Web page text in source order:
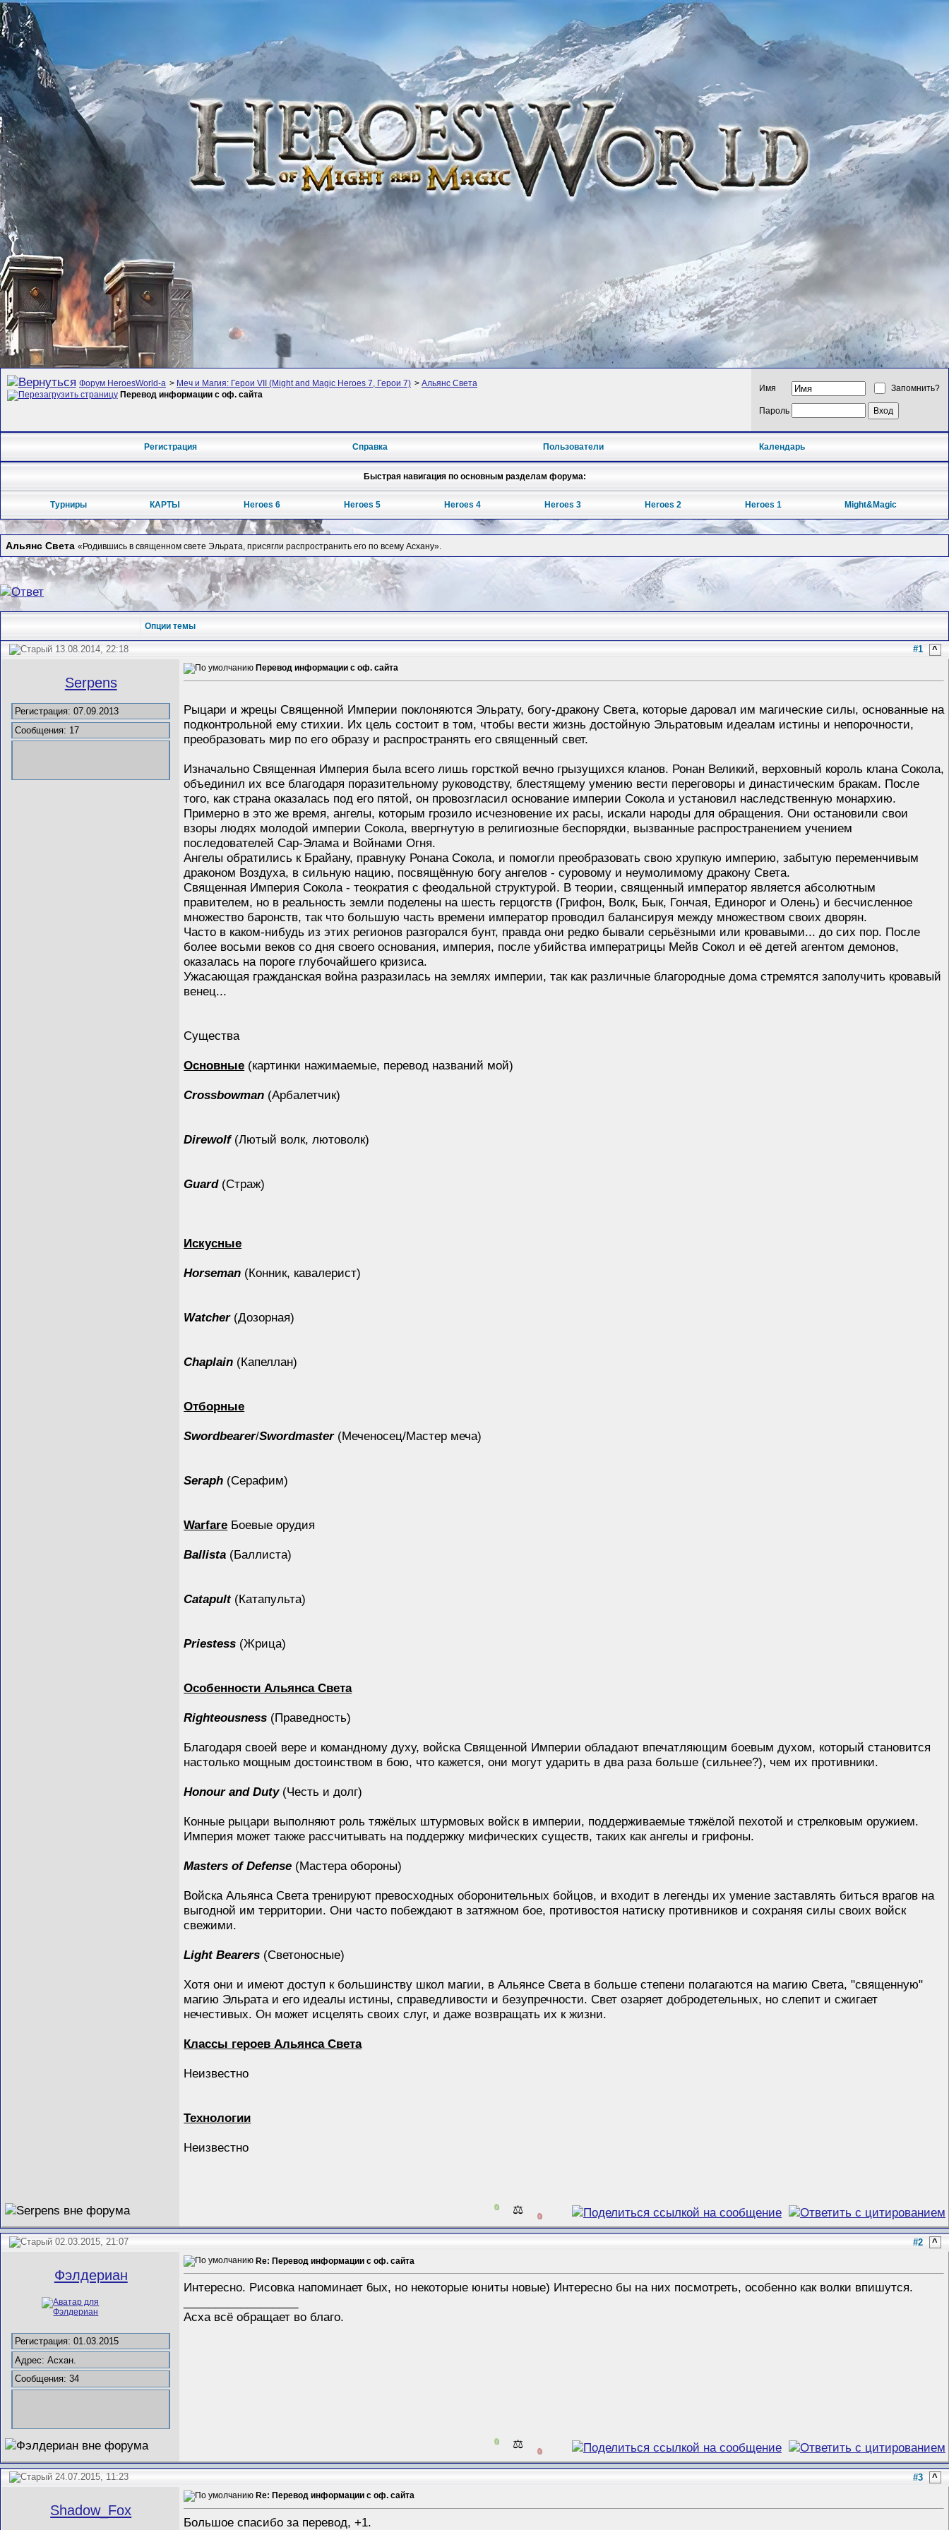
Форум HeroesWorld-а > Меч и Магия: Герои VII (Might and Magic Heroes 7, Герои 7) > Альянс Света
Перевод информации с оф. сайта
Имя Запомнить?
Пароль
Регистрация Справка Пользователи Календарь
Быстрая навигация по основным разделам форума:
Турниры КАРТЫ Heroes 6 Heroes 5 Heroes 4 Heroes 3 Heroes 2 Heroes 1 Might&Magic
Альянс Света «Родившись в священном свете Эльрата, присягли распространить его по всему Асхану».
Опции темы
13.08.2014, 22:18 #1 ^
Serpens
Регистрация: 07.09.2013
Сообщения: 17
Перевод информации с оф. сайта
Рыцари и жрецы Священной Империи поклоняются Эльрату, богу-дракону Света, которые даровал им магические силы, основанные на
подконтрольной ему стихии. Их цель состоит в том, чтобы вести жизнь достойную Эльратовым идеалам истины и непорочности,
преобразовать мир по его образу и распространять его священный свет.
Изначально Священная Империя была всего лишь горсткой вечно грызущихся кланов. Ронан Великий, верховный король клана Сокола,
объединил их все благодаря поразительному руководству, блестящему умению вести переговоры и династическим бракам. После
того, как страна оказалась под его пятой, он провозгласил основание империи Сокола и установил наследственную монархию.
Примерно в это же время, ангелы, которым грозило исчезновение их расы, искали народы для обращения. Они остановили свои
взоры людях молодой империи Сокола, ввергнутую в религиозные беспорядки, вызванные распространением учением
последователей Сар-Элама и Войнами Огня.
Ангелы обратились к Брайану, правнуку Ронана Сокола, и помогли преобразовать свою хрупкую империю, забытую переменчивым
драконом Воздуха, в сильную нацию, посвящённую богу ангелов - суровому и неумолимому дракону Света.
Священная Империя Сокола - теократия с феодальной структурой. В теории, священный император является абсолютным
правителем, но в реальность земли поделены на шесть герцогств (Грифон, Волк, Бык, Гончая, Единорог и Олень) и бесчисленное
множество баронств, так что большую часть времени император проводил балансируя между множеством своих дворян.
Часто в каком-нибудь из этих регионов разгорался бунт, правда они редко бывали серьёзными или кровавыми... до сих пор. После
более восьми веков со дня своего основания, империя, после убийства императрицы Мейв Сокол и её детей агентом демонов,
оказалась на пороге глубочайшего кризиса.
Ужасающая гражданская война разразилась на землях империи, так как различные благородные дома стремятся заполучить кровавый
венец...
Существа
Основные (картинки нажимаемые, перевод названий мой)
Crossbowman (Арбалетчик)
Direwolf(Лютый волк, лютоволк)
Guard(Страж)
Искусные
Horseman (Конник, кавалерист)
Watcher(Дозорная)
Chaplain (Капеллан)
Отборные
Swordbearer/Swordmaster(Меченосец/Мастер меча)
Seraph (Серафим)
Warfare Боевые орудия
Ballista (Баллиста)
Catapult(Катапульта)
Priestess (Жрица)
Особенности Альянса Света
Righteousness (Праведность)
Благодаря своей вере и командному духу, войска Священной Империи обладают впечатляющим боевым духом, который становится
настолько мощным достоинством в бою, что кажется, они могут ударить в два раза больше (сильнее?), чем их противники.
Honour and Duty(Честь и долг)
Конные рыцари выполняют роль тяжёлых штурмовых войск в империи, поддерживаемые тяжёлой пехотой и стрелковым оружием.
Империя может также рассчитывать на поддержку мифических существ, таких как ангелы и грифоны.
Masters of Defense (Мастера обороны)
Войска Альянса Света тренируют превосходных оборонительных бойцов, и входит в легенды их умение заставлять биться врагов на
выгодной им территории. Они часто побеждают в затяжном бое, противостоя натиску противников и сохраняя силы своих войск
свежими.
Light Bearers (Светоносные)
Хотя они и имеют доступ к большинству школ магии, в Альянсе Света в больше степени полагаются на магию Света, "священную"
магию Эльрата и его идеалы истины, справедливости и безупречности. Свет озаряет добродетельных, но слепит и сжигает
нечестивых. Он может исцелять своих слуг, и даже возвращать их к жизни.
Классы героев Альянса Света
Неизвестно
Технологии
Неизвестно
0 ⚖️ 0
02.03.2015, 21:07 #2 ^
Фэлдериан
Регистрация: 01.03.2015
Адрес: Асхан.
Сообщения: 34
Re: Перевод информации с оф. сайта
Интересно. Рисовка напоминает 6ых, но некоторые юниты новые) Интересно бы на них посмотреть, особенно как волки впишутся.
Асха всё обращает во благо.
0 ⚖️ 0
24.07.2015, 11:23 #3 ^
Shadow_Fox
Re: Перевод информации с оф. сайта
Большое спасибо за перевод, +1.